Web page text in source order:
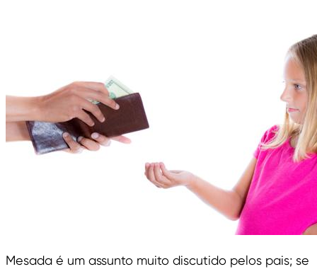
Mesada é um assunto muito discutido pelos pais; se